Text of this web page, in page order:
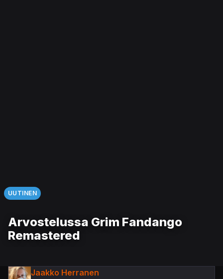
UUTINEN
Arvostelussa Grim Fandango
Remastered
Jaakko Herranen